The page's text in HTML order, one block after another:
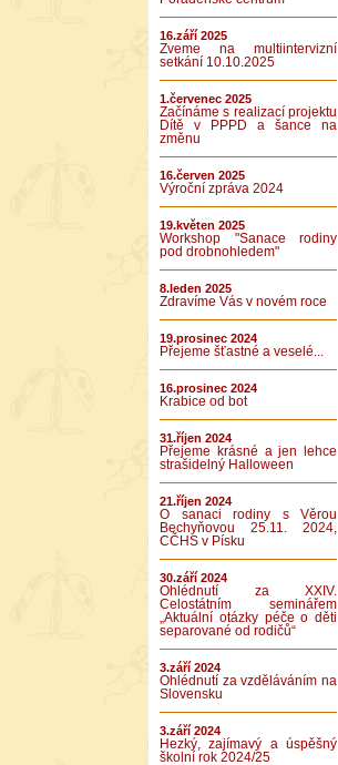
16.září 2025
Zveme na multiintervizní
setkání 10.10.2025
1.červenec 2025
Začínáme s realizací projektu
Dítě v PPPD a šance na
změnu
16.červen 2025
Výroční zpráva 2024
19.květen 2025
Workshop "Sanace rodiny
pod drobnohledem"
8.leden 2025
Zdravíme Vás v novém roce
19.prosinec 2024
Přejeme šťastné a veselé...
16.prosinec 2024
Krabice od bot
31.říjen 2024
Přejeme krásné a jen lehce
strašidelný Halloween
21.říjen 2024
O sanaci rodiny s Věrou
Bechyňovou 25.11. 2024,
CČHS v Písku
30.září 2024
Ohlédnutí za XXIV.
Celostátním seminářem
„Aktuální otázky péče o děti
separované od rodičů“
3.září 2024
Ohlédnutí za vzděláváním na
Slovensku
3.září 2024
Hezký, zajímavý a úspěšný
školní rok 2024/25